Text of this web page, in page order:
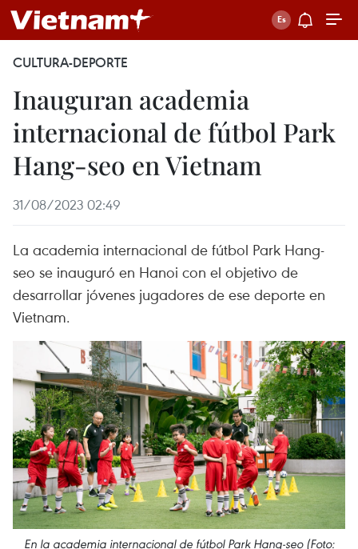
CULTURA-DEPORTE
Inauguran academia
internacional de fútbol Park
Hang-seo en Vietnam
31/08/2023 02:49
La academia internacional de fútbol Park Hang-
seo se inauguró en Hanoi con el objetivo de
desarrollar jóvenes jugadores de ese deporte en
Vietnam.
En la academia internacional de fútbol Park Hang-seo (Foto: